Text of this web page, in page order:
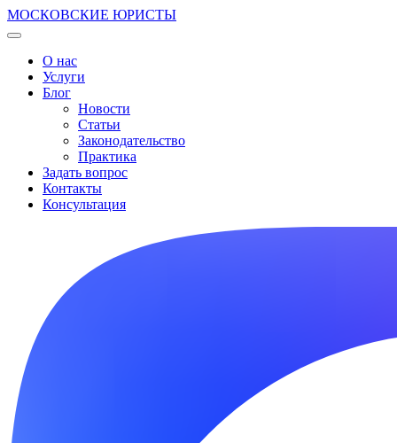
МОСКОВСКИЕ ЮРИСТЫ
О нас
Услуги
Блог
Новости
Статьи
Законодательство
Практика
Задать вопрос
Контакты
Консультация